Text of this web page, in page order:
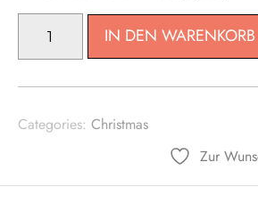
MENGE
IN DEN WARENKORB
Categories: Christmas
Zur